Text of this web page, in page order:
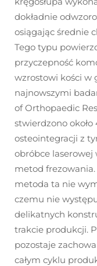
dokładnie
osiągając średnie
Tego typu
przyczepność
wzrostowi kości w
najnowszymi
of Orthopaedic
stwierdzono
osteointegracji z
obróbce
metod
metoda ta nie
czemu nie
delikatnych
trakcie produkcji.
pozostaje
całym cyklu